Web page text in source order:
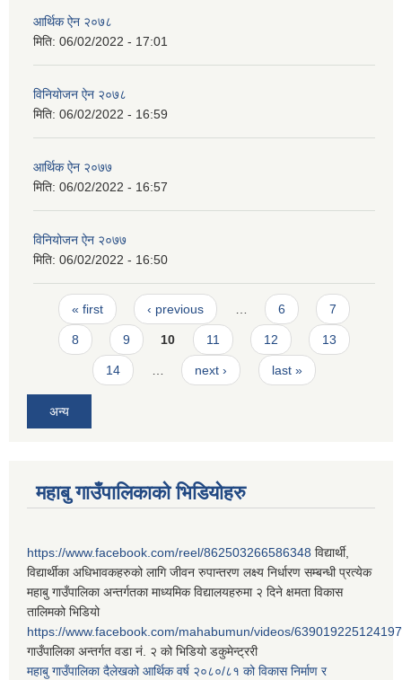
आर्थिक ऐन २०७८
मिति: 06/02/2022 - 17:01
विनियोजन ऐन २०७८
मिति: 06/02/2022 - 16:59
आर्थिक ऐन २०७७
मिति: 06/02/2022 - 16:57
विनियोजन ऐन २०७७
मिति: 06/02/2022 - 16:50
Pages
« first ‹ previous 6 7
8 9 10 11 12 13
14 next › last »
अन्य
महाबु गाउँपालिकाको भिडियोहरु
https://www.facebook.com/reel/862503266586348 विद्यार्थी,
विद्यार्थीका अधिभावकहरुको लागि जीवन रुपान्तरण लक्ष्य निर्धारण सम्बन्धी प्रत्येक
महाबु गाउँपालिका अन्तर्गतका माध्यमिक विद्यालयहरुमा २ दिने क्षमता विकास
तालिमको भिडियो
https://www.facebook.com/mahabumun/videos/639019225124197
गाउँपालिका अन्तर्गत वडा नं. २ को भिडियो डकुमेन्ट्ररी
महाबु गाउँपालिका दैलेखको आर्थिक वर्ष २०८०/८१ को विकास निर्माण र